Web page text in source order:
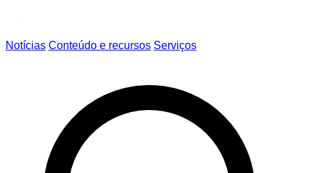
Notícias Conteúdo e recursos Serviços